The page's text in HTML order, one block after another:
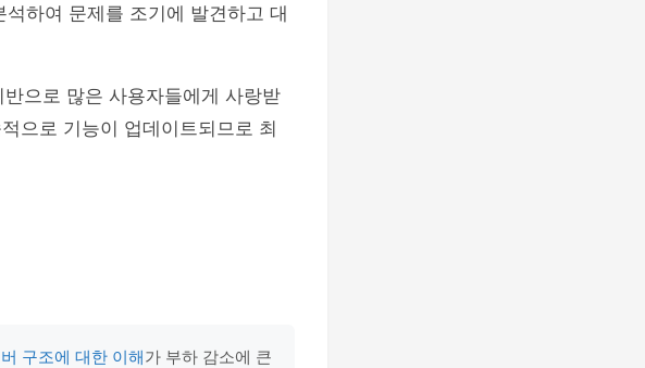
하여 문제를 조기에 발견하고 대
으로 많은 사용자들에게 사랑받
으로 기능이 업데이트되므로 최
구조에 대한 이해가 부하 감소에 큰